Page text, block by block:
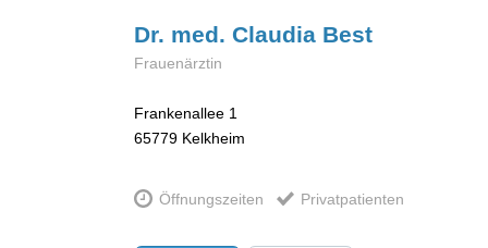
Dr. med. Claudia Best
Frauenärztin
Frankenallee 1
65779 Kelkheim
Öffnungszeiten Privatpatienten